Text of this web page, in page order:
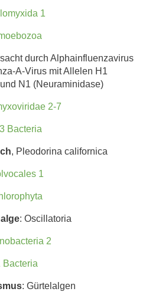
1
durch Alphainfluenzavirus
A-Virus mit Allelen H1
N1 (Neuraminidase)
2-7
Bacteria
, Pleodorina californica
1
: Oscillatoria
2
Bacteria
: Gürtelalgen